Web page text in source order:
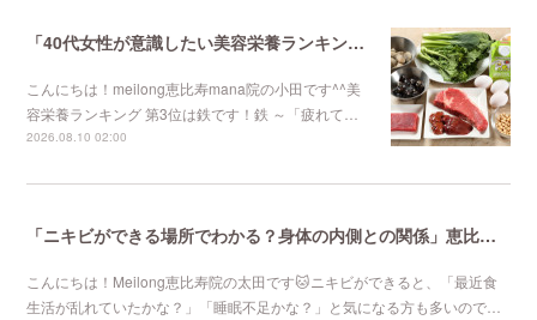
「40代女性が意識したい美容栄養ランキング 第3位」不妊鍼灸と妊活鍼灸が得意のmeilong
こんにちは！meilong恵比寿mana院の小田です^^美
容栄養ランキング 第3位は鉄です！鉄 ～「疲れて…
2026.08.10 02:00
「ニキビができる場所でわかる？身体の内側との関係」恵比寿で口コミNo 1美容鍼灸ならmeilong
こんにちは！Meilong恵比寿院の太田です🐱ニキビができると、「最近食
生活が乱れていたかな？」「睡眠不足かな？」と気になる方も多いので…